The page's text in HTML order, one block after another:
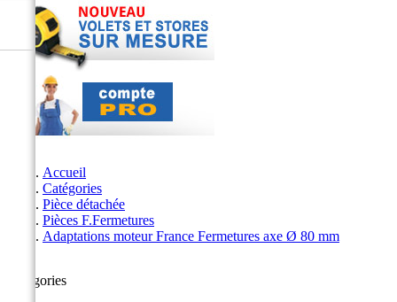
Accueil
Catégories
Pièce détachée
Pièces F.Fermetures
Adaptations moteur France Fermetures axe Ø 80 mm
Catégories